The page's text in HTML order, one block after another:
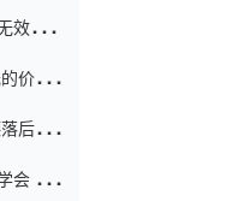
效传球
价格
后6球
会 安